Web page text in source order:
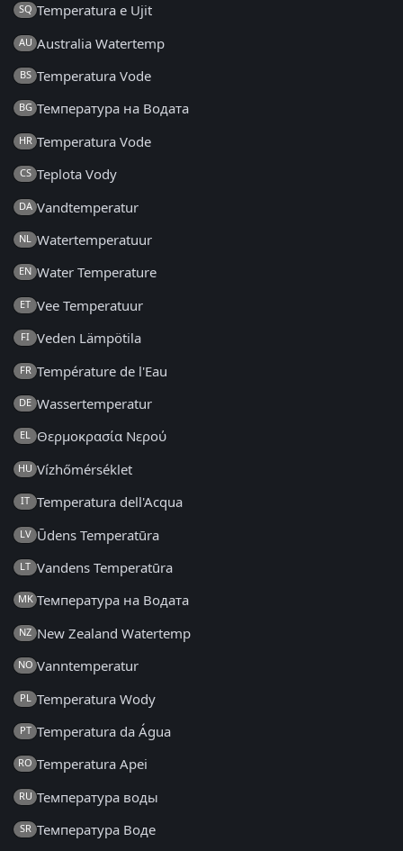
SQ Temperatura e Ujit
AU Australia Watertemp
BS Temperatura Vode
BG Температура на Водата
HR Temperatura Vode
CS Teplota Vody
DA Vandtemperatur
NL Watertemperatuur
EN Water Temperature
ET Vee Temperatuur
FI Veden Lämpötila
FR Température de l'Eau
DE Wassertemperatur
EL Θερμοκρασία Νερού
HU Vízhőmérséklet
IT Temperatura dell'Acqua
LV Ūdens Temperatūra
LT Vandens Temperatūra
MK Температура на Водата
NZ New Zealand Watertemp
NO Vanntemperatur
PL Temperatura Wody
PT Temperatura da Água
RO Temperatura Apei
RU Температура воды
SR Температура Воде